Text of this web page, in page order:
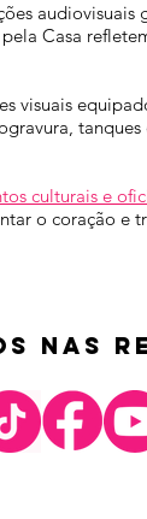
Casa
visuais
culturais e
o coração e
nas